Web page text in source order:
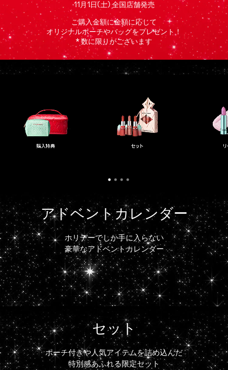
11月1日(土) 全国店舗発売
ご購入金額に金額に応じて
オリジナルポーチやバッグをプレゼント！
* 数に限りがございます
アドベントカレンダー
ホリデーでしか手に入らない
豪華なアドベントカレンダー
セット
ポーチ付きや人気アイテムを詰め込んだ
特別感あふれる限定セット